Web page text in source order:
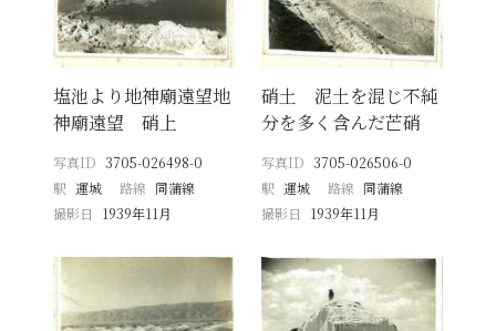
塩池より地神廟遠望地
神廟遠望 硝上
写真ID 3705-026498-0
駅 運城 路線 同蒲線
撮影日
1939年11月
硝土 泥土を混じ不純
分を多く含んだ芒硝
写真ID 3705-026506-0
駅 運城 路線 同蒲線
撮影日
1939年11月